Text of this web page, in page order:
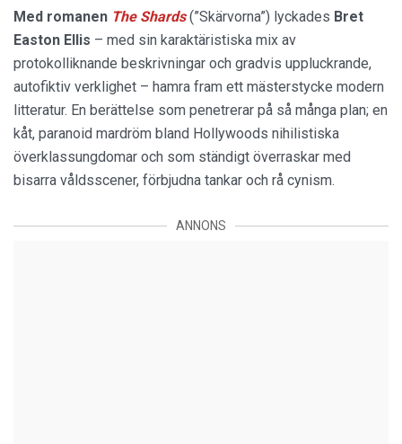
Med romanen The Shards(”Skärvorna”) lyckades Bret
Easton Ellis – med sin karaktäristiska mix av
protokolliknande beskrivningar och gradvis uppluckrande,
autofiktiv verklighet – hamra fram ett mästerstycke modern
litteratur. En berättelse som penetrerar på så många plan; en
kåt, paranoid mardröm bland Hollywoods nihilistiska
överklassungdomar och som ständigt överraskar med
bisarra våldsscener, förbjudna tankar och rå cynism.
ANNONS